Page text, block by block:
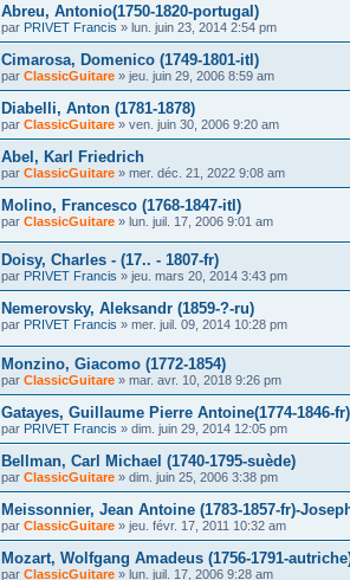
Abreu, Antonio(1750-1820-portugal)
par PRIVET Francis » lun. juin 23, 2014 2:54 pm
Cimarosa, Domenico (1749-1801-itl)
par ClassicGuitare » jeu. juin 29, 2006 8:59 am
Diabelli, Anton (1781-1878)
par ClassicGuitare » ven. juin 30, 2006 9:20 am
Abel, Karl Friedrich
par ClassicGuitare » mer. déc. 21, 2022 9:08 am
Molino, Francesco (1768-1847-itl)
par ClassicGuitare » lun. juil. 17, 2006 9:01 am
Doisy, Charles - (17.. - 1807-fr)
par PRIVET Francis » jeu. mars 20, 2014 3:43 pm
Nemerovsky, Aleksandr (1859-?-ru)
par PRIVET Francis » mer. juil. 09, 2014 10:28 pm
Monzino, Giacomo (1772-1854)
par ClassicGuitare » mar. avr. 10, 2018 9:26 pm
Gatayes, Guillaume Pierre Antoine(1774-1846-fr)
par PRIVET Francis » dim. juin 29, 2014 12:05 pm
Bellman, Carl Michael (1740-1795-suède)
par ClassicGuitare » dim. juin 25, 2006 3:38 pm
Meissonnier, Jean Antoine (1783-1857-fr)-
par ClassicGuitare » jeu. févr. 17, 2011 10:32 am
Mozart, Wolfgang Amadeus (1756-1791-
par ClassicGuitare » lun. juil. 17, 2006 9:28 am